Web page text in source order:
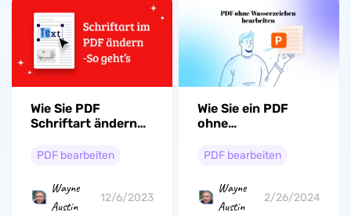
Wie Sie PDF
Schriftart ändern
Methoden
PDF bearbeiten
Wayne
Austin
12/6/2023
Wie Sie ein PDF
ohne
bearbeiten – die 5
Online-PDF-
Editoren
PDF bearbeiten
Wayne
Austin
2/26/2024